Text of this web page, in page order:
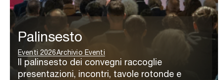
Palinsesto
Eventi 2026Archivio Eventi
Il palinsesto dei convegni raccoglie
presentazioni, incontri, tavole rotonde e